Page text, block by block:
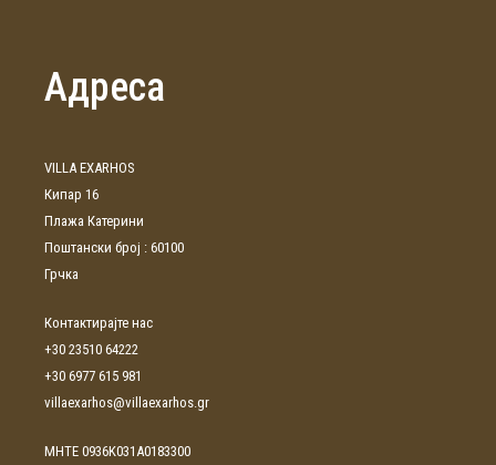
Адреса
VILLA EXARHOS
Кипар 16
Плажа Катерини
Поштански број : 60100
Грчка
Контактирајте нас
+30 23510 64222
+30 6977 615 981
villaexarhos@villaexarhos.gr
ΜΗΤΕ 0936Κ031Α0183300